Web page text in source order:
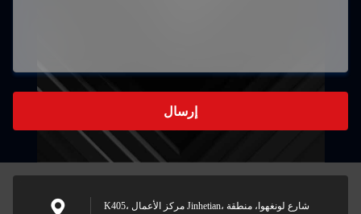
إرسال
K405، مركز الأعمال Jinhetian، شارع لونغهوا، منطقة